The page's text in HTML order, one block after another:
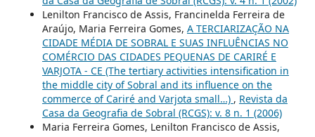
Lenilton Francisco de Assis, Francinelda Ferreira de
Araújo, Maria Ferreira Gomes, A TERCIARIZAÇÃO NA
CIDADE MÉDIA DE SOBRAL E SUAS INFLUÊNCIAS NO
COMÉRCIO DAS CIDADES PEQUENAS DE CARIRÉ E
VARJOTA - CE (The tertiary activities intensification in
the middle city of Sobral and its influence on the
commerce of Cariré and Varjota small…) , Revista da
Casa da Geografia de Sobral (RCGS): v. 8 n. 1 (2006)
Maria Ferreira Gomes, Lenilton Francisco de Assis,